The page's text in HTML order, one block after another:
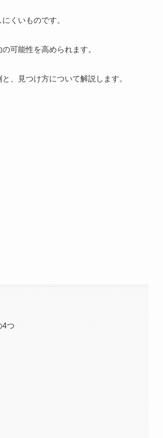
くいものです。
可能性を高められます。
、見つけ方について解説します。
4つ